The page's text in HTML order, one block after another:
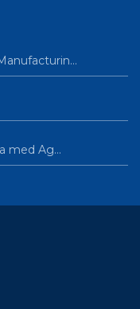
med Ag…